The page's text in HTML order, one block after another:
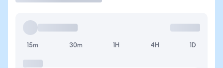
15m 30m 1H 4H 1D